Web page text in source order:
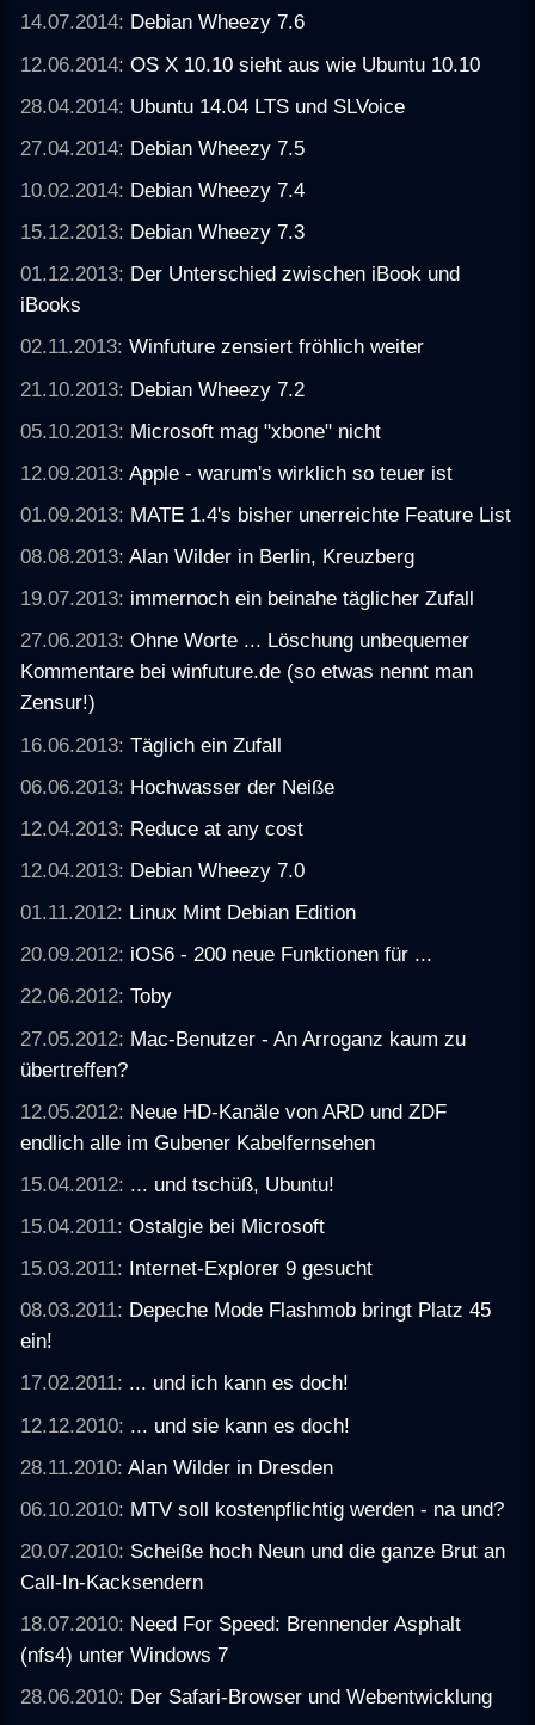
14.07.2014: Debian Wheezy 7.6
12.06.2014:OS X 10.10 sieht aus wie Ubuntu 10.10
28.04.2014: Ubuntu 14.04 LTS und SLVoice
27.04.2014: Debian Wheezy 7.5
10.02.2014: Debian Wheezy 7.4
15.12.2013: Debian Wheezy 7.3
01.12.2013: Der Unterschied zwischen iBook und
iBooks
02.11.2013:Winfuture zensiert fröhlich weiter
21.10.2013: Debian Wheezy 7.2
05.10.2013: Microsoft mag "xbone" nicht
12.09.2013:Apple - warum's wirklich so teuer ist
01.09.2013: MATE 1.4's bisher unerreichte Feature List
08.08.2013:Alan Wilder in Berlin, Kreuzberg
19.07.2013: immernoch ein beinahe täglicher Zufall
27.06.2013:Ohne Worte ... Löschung unbequemer
Kommentare bei winfuture.de (so etwas nennt man
Zensur!)
16.06.2013:Täglich ein Zufall
06.06.2013: Hochwasser der Neiße
12.04.2013: Reduce at any cost
12.04.2013: Debian Wheezy 7.0
01.11.2012: Linux Mint Debian Edition
20.09.2012: iOS6 - 200 neue Funktionen für ...
22.06.2012:Toby
27.05.2012: Mac-Benutzer - An Arroganz kaum zu
übertreffen?
12.05.2012: Neue HD-Kanäle von ARD und ZDF
endlich alle im Gubener Kabelfernsehen
15.04.2012: ... und tschüß, Ubuntu!
15.04.2011:Ostalgie bei Microsoft
15.03.2011: Internet-Explorer 9 gesucht
08.03.2011: Depeche Mode Flashmob bringt Platz 45
ein!
17.02.2011: ... und ich kann es doch!
12.12.2010: ... und sie kann es doch!
28.11.2010:Alan Wilder in Dresden
06.10.2010: MTV soll kostenpflichtig werden - na und?
20.07.2010: Scheiße hoch Neun und die ganze Brut an
Call-In-Kacksendern
18.07.2010: Need For Speed: Brennender Asphalt
(nfs4) unter Windows 7
28.06.2010: Der Safari-Browser und Webentwicklung